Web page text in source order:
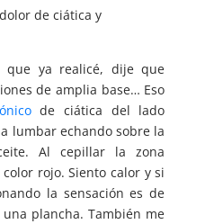
de ciática y
que ya realicé, dije que
de amplia base… Eso
de ciática del lado
lumbar echando sobre la
Al cepillar la zona
rojo. Siento calor y si
la sensación es de
plancha. También me